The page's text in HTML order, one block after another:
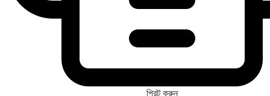
প্রিন্ট করুন